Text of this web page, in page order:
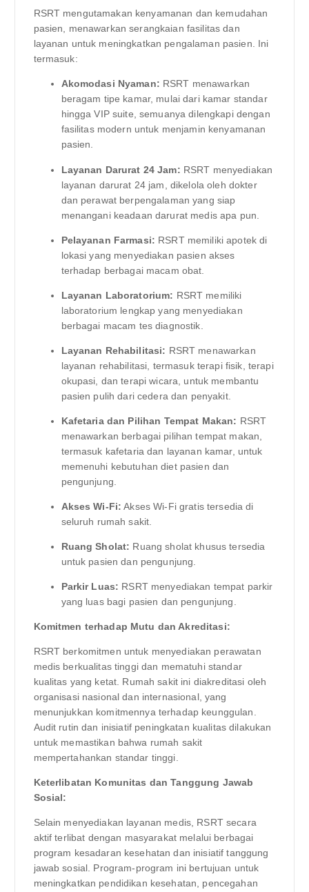
RSRT mengutamakan kenyamanan dan kemudahan
pasien, menawarkan serangkaian fasilitas dan
layanan untuk meningkatkan pengalaman pasien. Ini
termasuk:
Akomodasi Nyaman: RSRT menawarkan
beragam tipe kamar, mulai dari kamar standar
hingga VIP suite, semuanya dilengkapi dengan
fasilitas modern untuk menjamin kenyamanan
pasien.
Layanan Darurat 24 Jam: RSRT menyediakan
layanan darurat 24 jam, dikelola oleh dokter
dan perawat berpengalaman yang siap
menangani keadaan darurat medis apa pun.
Pelayanan Farmasi: RSRT memiliki apotek di
lokasi yang menyediakan pasien akses
terhadap berbagai macam obat.
Layanan Laboratorium: RSRT memiliki
laboratorium lengkap yang menyediakan
berbagai macam tes diagnostik.
Layanan Rehabilitasi: RSRT menawarkan
layanan rehabilitasi, termasuk terapi fisik, terapi
okupasi, dan terapi wicara, untuk membantu
pasien pulih dari cedera dan penyakit.
Kafetaria dan Pilihan Tempat Makan: RSRT
menawarkan berbagai pilihan tempat makan,
termasuk kafetaria dan layanan kamar, untuk
memenuhi kebutuhan diet pasien dan
pengunjung.
Akses Wi-Fi: Akses Wi-Fi gratis tersedia di
seluruh rumah sakit.
Ruang Sholat: Ruang sholat khusus tersedia
untuk pasien dan pengunjung.
Parkir Luas: RSRT menyediakan tempat parkir
yang luas bagi pasien dan pengunjung.
Komitmen terhadap Mutu dan Akreditasi:
RSRT berkomitmen untuk menyediakan perawatan
medis berkualitas tinggi dan mematuhi standar
kualitas yang ketat. Rumah sakit ini diakreditasi oleh
organisasi nasional dan internasional, yang
menunjukkan komitmennya terhadap keunggulan.
Audit rutin dan inisiatif peningkatan kualitas dilakukan
untuk memastikan bahwa rumah sakit
mempertahankan standar tinggi.
Keterlibatan Komunitas dan Tanggung Jawab
Sosial:
Selain menyediakan layanan medis, RSRT secara
aktif terlibat dengan masyarakat melalui berbagai
program kesadaran kesehatan dan inisiatif tanggung
jawab sosial. Program-program ini bertujuan untuk
meningkatkan pendidikan kesehatan, pencegahan